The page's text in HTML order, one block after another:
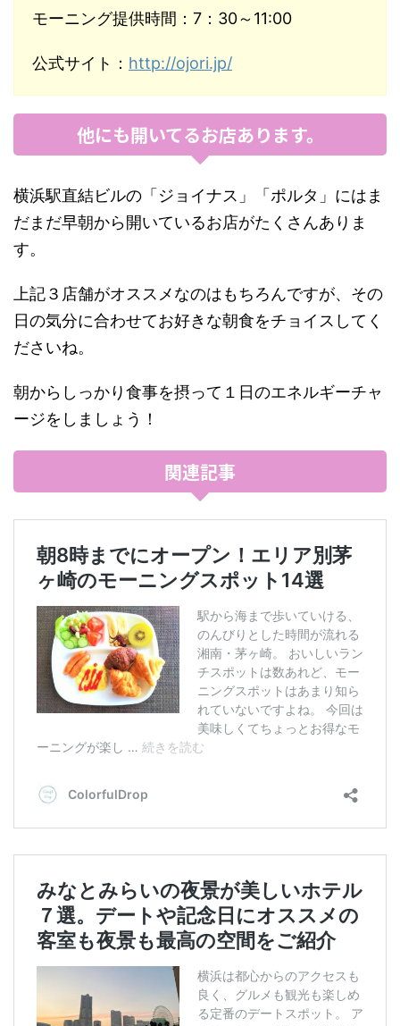
モーニング提供時間：7：30～11:00
公式サイト： http://ojori.jp/
他にも開いてるお店あります。
横浜駅直結ビルの「ジョイナス」「ポルタ」にはま
だまだ早朝から開いているお店がたくさんありま
す。
上記３店舗がオススメなのはもちろんですが、その
日の気分に合わせてお好きな朝食をチョイスしてく
ださいね。
朝からしっかり食事を摂って１日のエネルギーチャ
ージをしましょう！
関連記事